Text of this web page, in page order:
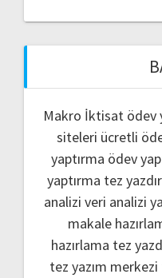
Makro İktisat ödev
siteleri ücretli
yaptırma ödev
yaptırma tez
analizi veri analizi
makale
hazırlama tez
tez yazım merkezi